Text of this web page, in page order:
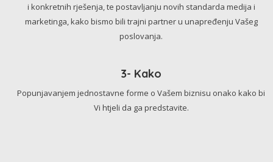
i konkretnih rješenja, te postavljanju novih standarda medija i
marketinga, kako bismo bili trajni partner u unapređenju Vašeg
poslovanja.
3- Kako
Popunjavanjem jednostavne forme o Vašem biznisu onako kako bi
Vi htjeli da ga predstavite.